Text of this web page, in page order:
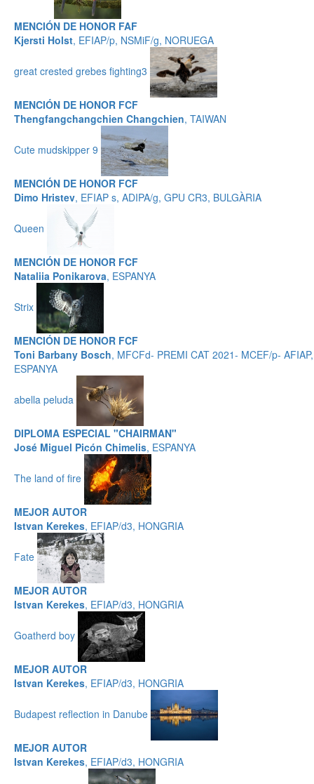
MENCIÓN DE HONOR FAF
Kjersti Holst, EFIAP/p, NSMiF/g, NORUEGA
great crested grebes fighting3
MENCIÓN DE HONOR FCF
Thengfangchangchien Changchien, TAIWAN
Cute mudskipper 9
MENCIÓN DE HONOR FCF
Dimo Hristev, EFIAP s, ADIPA/g, GPU CR3, BULGÀRIA
Queen
MENCIÓN DE HONOR FCF
Nataliia Ponikarova, ESPANYA
Strix
MENCIÓN DE HONOR FCF
Toni Barbany Bosch, MFCFd- PREMI CAT 2021- MCEF/p- AFIAP,
ESPANYA
abella peluda
DIPLOMA ESPECIAL "CHAIRMAN"
José Miguel Picón Chimelis, ESPANYA
The land of fire
MEJOR AUTOR
Istvan Kerekes, EFIAP/d3, HONGRIA
Fate
MEJOR AUTOR
Istvan Kerekes, EFIAP/d3, HONGRIA
Goatherd boy
MEJOR AUTOR
Istvan Kerekes, EFIAP/d3, HONGRIA
Budapest reflection in Danube
MEJOR AUTOR
Istvan Kerekes, EFIAP/d3, HONGRIA